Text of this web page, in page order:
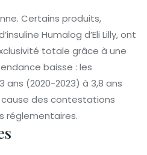
Certains produits,
Humalog d’Eli Lilly, ont
totale grâce à une
baisse : les
(2020-2023) à 3,8 ans
cause des contestations
réglementaires.